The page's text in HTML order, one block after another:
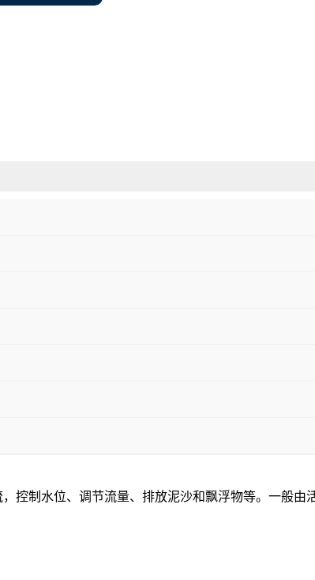
控制水位、调节流量、排放泥沙和飘浮物等。一般由